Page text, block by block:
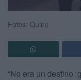
Fotos: Quino
“No era un destino